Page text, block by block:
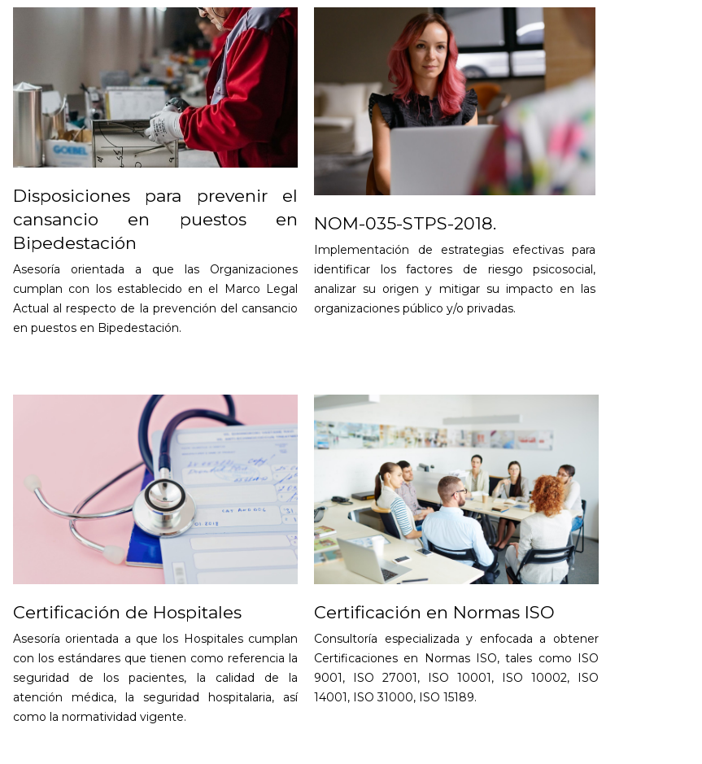
Disposiciones para prevenir el
cansancio en puestos en
Bipedestación
Asesoría orientada a que las Organizaciones
cumplan con los establecido en el Marco Legal
Actual al respecto de la prevención del cansancio
en puestos en Bipedestación.
NOM-035-STPS-2018.
Implementación de estrategias efectivas para
identificar los factores de riesgo psicosocial,
analizar su origen y mitigar su impacto en las
organizaciones público y/o privadas.
Certificación de Hospitales
Asesoría orientada a que los Hospitales cumplan
con los estándares que tienen como referencia la
seguridad de los pacientes, la calidad de la
atención médica, la seguridad hospitalaria, así
como la normatividad vigente.
Certificación en Normas ISO
Consultoría especializada y enfocada a obtener
Certificaciones en Normas ISO, tales como ISO
9001, ISO 27001, ISO 10001, ISO 10002, ISO
14001, ISO 31000, ISO 15189.